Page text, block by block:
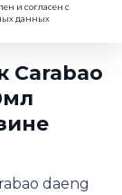
и согласен с
данных
Carabao
daeng